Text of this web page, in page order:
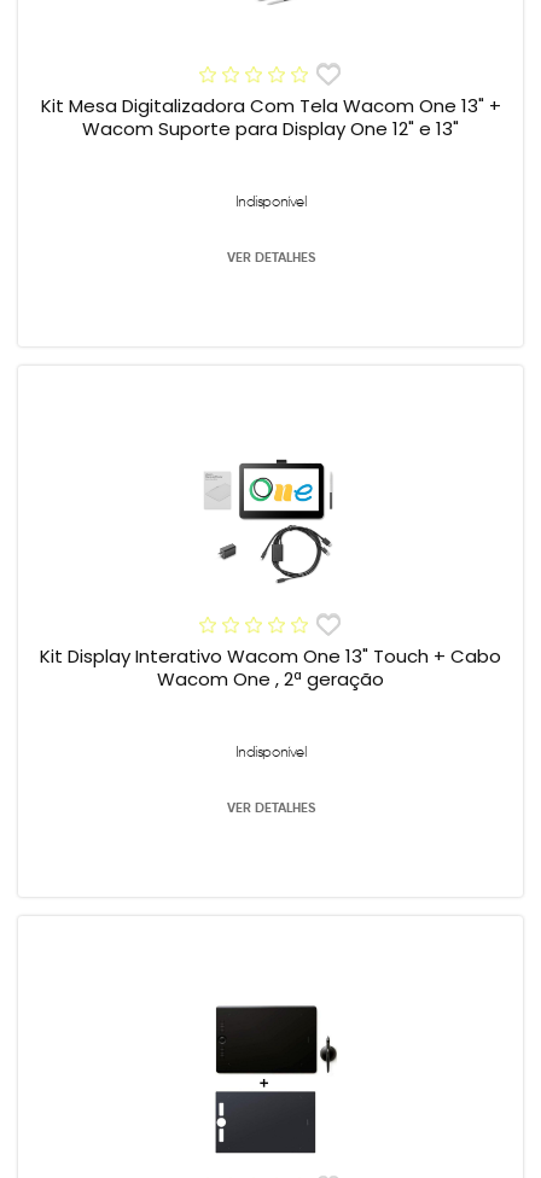
Kit Mesa Digitalizadora Com Tela Wacom One 13" +
Wacom Suporte para Display One 12" e 13"
Indisponível
VER DETALHES
Kit Display Interativo Wacom One 13" Touch + Cabo
Wacom One , 2ª geração
Indisponível
VER DETALHES